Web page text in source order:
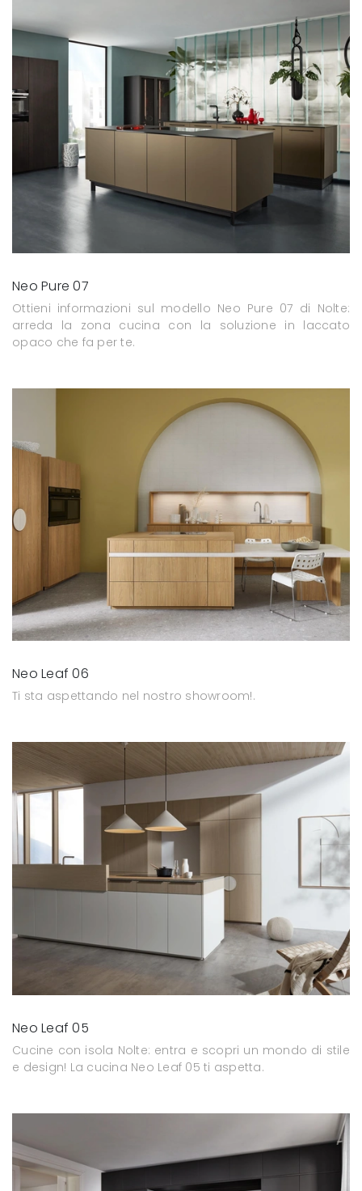
Neo Pure 07
Ottieni informazioni sul modello Neo Pure 07 di Nolte:
arreda la zona cucina con la soluzione in laccato
opaco che fa per te.
Neo Leaf 06
Ti sta aspettando nel nostro showroom!.
Neo Leaf 05
Cucine con isola Nolte: entra e scopri un mondo di stile
e design! La cucina Neo Leaf 05 ti aspetta.